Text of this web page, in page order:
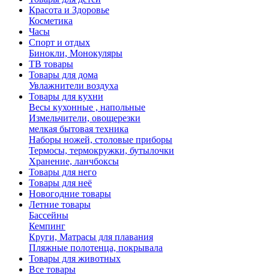
Красота и Здоровье
Косметика
Часы
Спорт и отдых
Бинокли, Монокуляры
ТВ товары
Товары для дома
Увлажнители воздуха
Товары для кухни
Весы кухонные , напольные
Измельчители, овощерезки
мелкая бытовая техника
Наборы ножей, столовые приборы
Термосы, термокружки, бутылочки
Хранение, ланчбоксы
Товары для него
Товары для неё
Новогодние товары
Летние товары
Бассейны
Кемпинг
Круги, Матрасы для плавания
Пляжные полотенца, покрывала
Товары для животных
Все товары